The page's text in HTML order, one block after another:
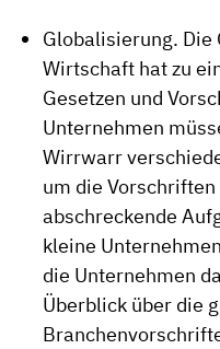
Globalisierung.
Wirtschaft hat zu
Gesetzen und
Unternehmen
Wirrwarr
um die
abschreckende
kleine
die Unternehmen
Überblick über die